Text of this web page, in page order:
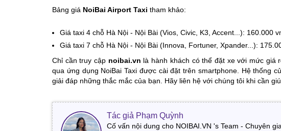
Bảng giá NoiBai Airport Taxi tham khảo:
Giá taxi 4 chỗ Hà Nội - Nội Bài (Vios, Civic, K3, Accent...): 160.000
Giá taxi 7 chỗ Hà Nội - Nội Bài (Innova, Fortuner, Xpander...):
Chỉ cần truy cập noibai.vn là hành khách có thể đặt xe với mức giá
qua ứng dụng NoiBai Taxi được cài đặt trên smartphone. Hệ thống
giải đáp những thắc mắc của bạn. Hãy liên hệ với chúng tôi khi cần
Tác giả Phạm Quỳnh
Cố vấn nội dung cho NOIBAI.VN 's Team - Chuyên